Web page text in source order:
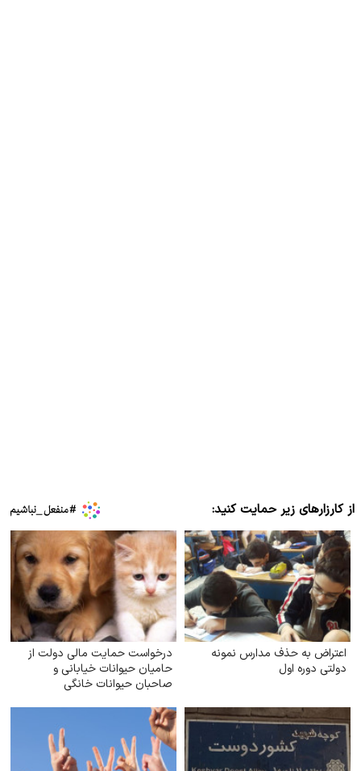
از کارزارهای زیر حمایت کنید:
اعتراض به حذف مدارس نمونه
دولتی دوره اول
درخواست حمایت مالی دولت از
حامیان حیوانات خیابانی و
صاحبان حیوانات خانگی